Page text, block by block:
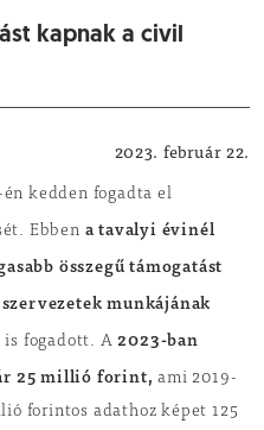
kapnak a civil
2023. február 22.
kedden fogadta el
Ebben a tavalyi évinél
összegű támogatást
munkájának
is fogadott. A 2023-ban
25 millió forint, ami 2019-
forintos adathoz képet 125